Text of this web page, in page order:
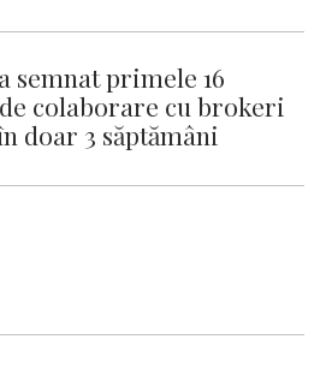
semnat primele 16
colaborare cu brokeri
doar 3 săptămâni